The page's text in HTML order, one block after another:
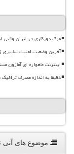
مرگ دورکاری در ایران وقتی
آخرین وضعیت امنیت
اینترنت ماهواره ای آمازون
دقیقا به اندازه مصرف
موضوع های آنی